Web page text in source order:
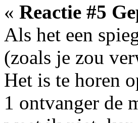
« Reactie #5
Als het een
(zoals je zou
Het is te horen
1 ontvanger de